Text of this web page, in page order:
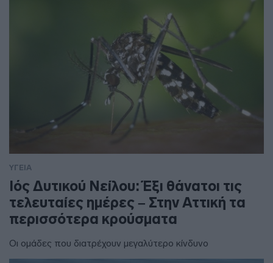
ΥΓΕΙΑ
Ιός Δυτικού Νείλου: Έξι θάνατοι τις
τελευταίες ημέρες – Στην Αττική τα
περισσότερα κρούσματα
Οι ομάδες που διατρέχουν μεγαλύτερο κίνδυνο